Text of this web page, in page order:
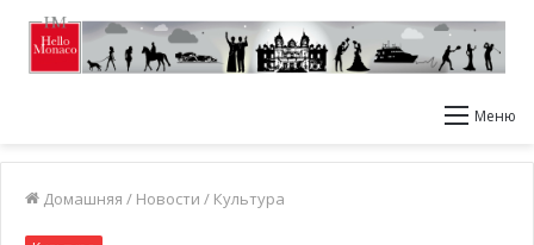
Меню
Домашняя / Новости / Культура